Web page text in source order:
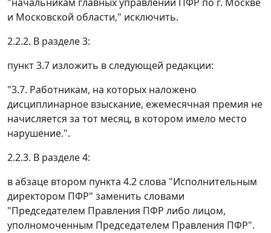
"начальникам главных управлений ПФР по г. Москве
и Московской области," исключить.
2.2.2. В разделе 3:
пункт 3.7 изложить в следующей редакции:
"3.7. Работникам, на которых наложено
дисциплинарное взыскание, ежемесячная премия не
начисляется за тот месяц, в котором имело место
нарушение.".
2.2.3. В разделе 4:
в абзаце втором пункта 4.2 слова "Исполнительным
директором ПФР" заменить словами
"Председателем Правления ПФР либо лицом,
уполномоченным Председателем Правления ПФР".